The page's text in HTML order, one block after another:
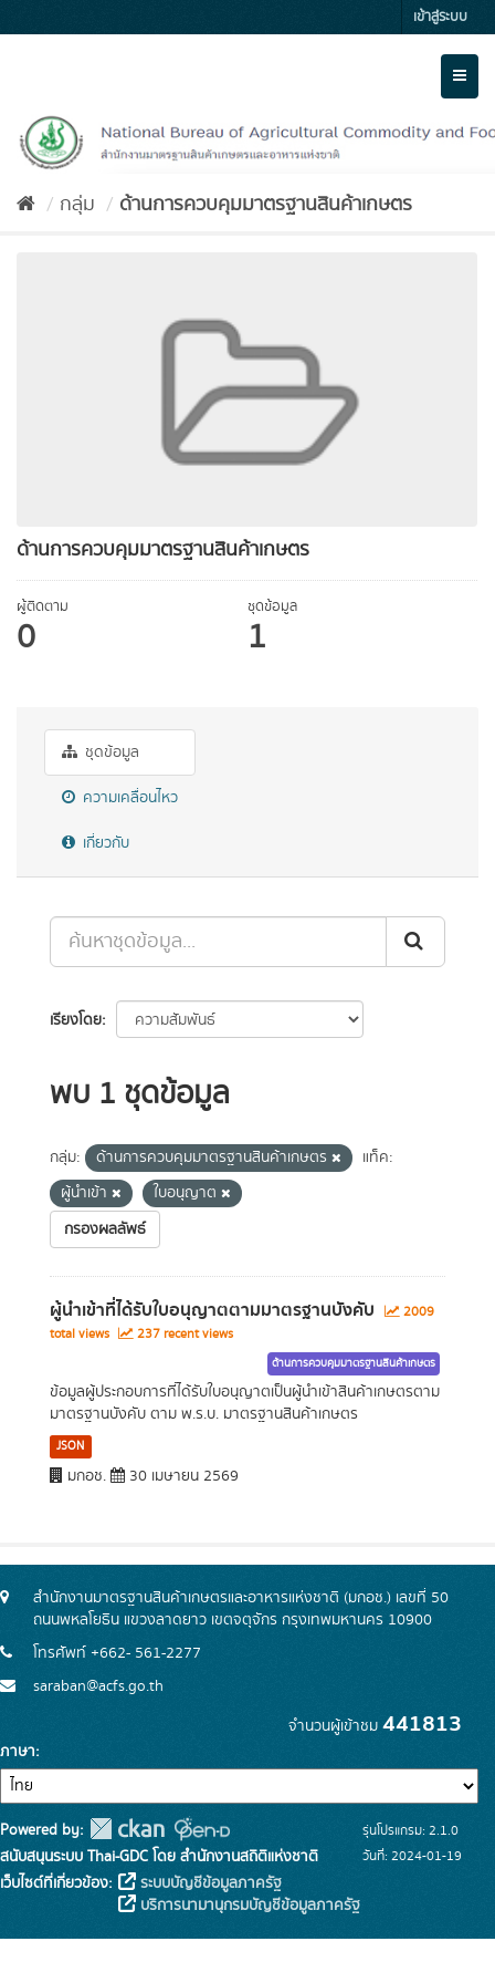
to
เข้าสู่ระบบ
กลุ่ม ด้านการควบคุมมาตรฐานสินค้าเกษตร
ด้านการควบคุมมาตรฐานสินค้าเกษตร
ผู้ติดตาม
0
ชุดข้อมูล
1
ชุดข้อมูล
ความเคลื่อนไหว
เกี่ยวกับ
เรียงโดย
พบ 1 ชุดข้อมูล
กลุ่ม: ด้านการควบคุมมาตรฐานสินค้าเกษตร
แท็ค:
ผู้นำเข้า
ใบอนุญาต
กรองผลลัพธ์
ผู้นำเข้าที่ได้รับใบอนุญาตตามมาตรฐานบังคับ
2009
total views
237 recent views
ด้านการควบคุมมาตรฐานสินค้าเกษตร
ข้อมูลผู้ประกอบการที่ได้รับใบอนุญาตเป็นผู้นำเข้าสินค้าเกษตรตาม
มาตรฐานบังคับ ตาม พ.ร.บ. มาตรฐานสินค้าเกษตร
JSON
มกอช. 30 เมษายน 2569
สำนักงานมาตรฐานสินค้าเกษตรและอาหารแห่งชาติ (มกอช.) เลขที่ 50
ถนนพหลโยธิน แขวงลาดยาว เขตจตุจักร กรุงเทพมหานคร 10900
โทรศัพท์ +662- 561-2277
saraban@acfs.go.th
จำนวนผู้เข้าชม 441813
ภาษา
Powered by:
สนับสนุนระบบ Thai-GDC โดย สำนักงานสถิติแห่งชาติ
เว็บไซต์ที่เกี่ยวข้อง:
ระบบบัญชีข้อมูลภาครัฐ
บริการนามานุกรมบัญชีข้อมูลภาครัฐ
รุ่นโปรแกรม: 2.1.0
วันที่: 2024-01-19